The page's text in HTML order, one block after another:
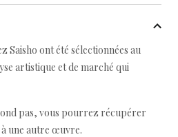
Saisho ont été sélectionnées au
artistique et de marché qui
pas, vous pourrez récupérer
une autre œuvre.